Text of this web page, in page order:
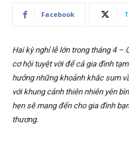
Facebook
Hai kỳ nghỉ lễ lớn trong tháng 4 –
cơ hội tuyệt vời để cả gia đình
hưởng những khoảnh khắc sum
với khung cảnh thiên nhiên yên
hẹn sẽ mang đến cho gia đình
thương.